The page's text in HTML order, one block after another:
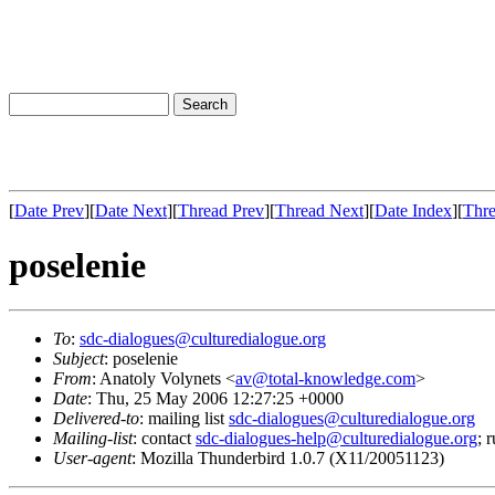
[Date Prev][Date Next][Thread Prev][Thread Next][Date Index][
poselenie
To: sdc-dialogues@culturedialogue.org
Subject: poselenie
From: Anatoly Volynets <av@total-knowledge.com>
Date: Thu, 25 May 2006 12:27:25 +0000
Delivered-to: mailing list sdc-dialogues@culturedialogue.org
Mailing-list: contact sdc-dialogues-help@culturedialogue.org;
User-agent: Mozilla Thunderbird 1.0.7 (X11/20051123)